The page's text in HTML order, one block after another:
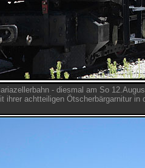
- diesmal am So
ihrer achtteiligen Ötscherbärgarnitur